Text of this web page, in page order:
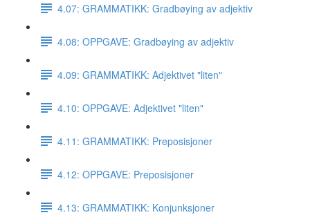
4.07: GRAMMATIKK: Gradbøying av adjektiv
4.08: OPPGAVE: Gradbøying av adjektiv
4.09: GRAMMATIKK: Adjektivet "liten"
4.10: OPPGAVE: Adjektivet "liten"
4.11: GRAMMATIKK: Preposisjoner
4.12: OPPGAVE: Preposisjoner
4.13: GRAMMATIKK: Konjunksjoner